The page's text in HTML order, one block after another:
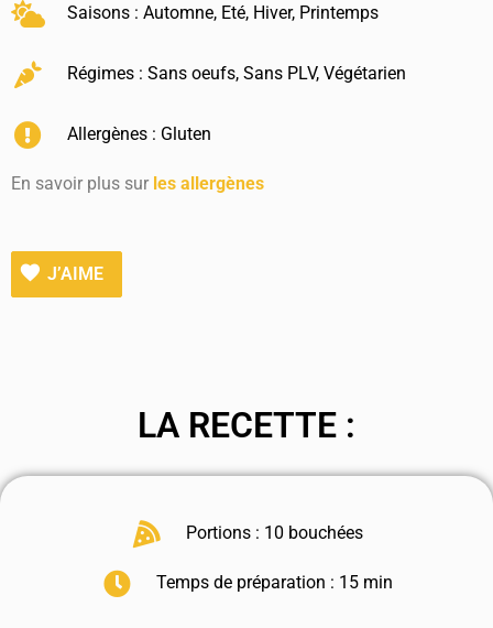
Saisons :Automne, Eté, Hiver, Printemps
Régimes :Sans oeufs,Sans PLV,Végétarien
Allergènes : Gluten
En savoir plus sur les allergènes
J’AIME
LA RECETTE :
Portions : 10 bouchées
Temps de préparation : 15 min